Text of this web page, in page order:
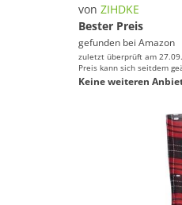
von ZIHDKE
Bester Preis
gefunden bei Amazon
zuletzt überprüft am
Preis kann sich seitdem
Keine weiteren